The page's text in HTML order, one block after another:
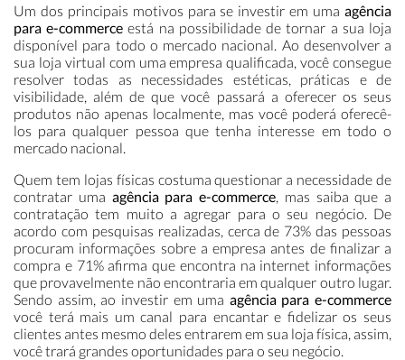
Um dos principais motivos para se investir em uma agência
para e-commerce está na possibilidade de tornar a sua loja
disponível para todo o mercado nacional. Ao desenvolver a
sua loja virtual com uma empresa qualificada, você consegue
resolver todas as necessidades estéticas, práticas e de
visibilidade, além de que você passará a oferecer os seus
produtos não apenas localmente, mas você poderá oferecê-
los para qualquer pessoa que tenha interesse em todo o
mercado nacional.
Quem tem lojas físicas costuma questionar a necessidade de
contratar uma agência para e-commerce, mas saiba que a
contratação tem muito a agregar para o seu negócio. De
acordo com pesquisas realizadas, cerca de 73% das pessoas
procuram informações sobre a empresa antes de finalizar a
compra e 71% afirma que encontra na internet informações
que provavelmente não encontraria em qualquer outro lugar.
Sendo assim, ao investir em uma agência para e-commerce
você terá mais um canal para encantar e fidelizar os seus
clientes antes mesmo deles entrarem em sua loja física, assim,
você trará grandes oportunidades para o seu negócio.